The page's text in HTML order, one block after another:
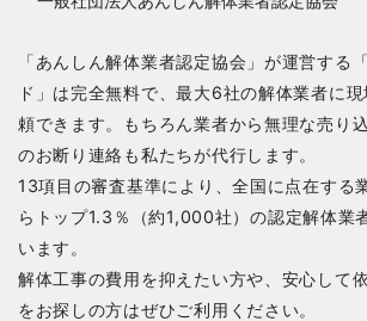
「あんしん解体業者認定協会」が運営する
ド」は完全無料で、最大6社の解体業者に
頼できます。もちろん業者から無理な売り
のお断り連絡も私たちが代行します。
13項目の審査基準により、全国に点在する
らトップ1.3％（約1,000社）の認定解体業
います。
解体工事の費用を抑えたい方や、安心して
をお探しの方はぜひご利用ください。